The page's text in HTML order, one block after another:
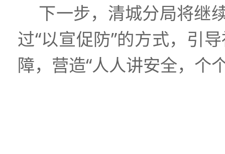
下一步，清城分局将继
过“以宣促防”的方式，引
障，营造“人人讲安全，个